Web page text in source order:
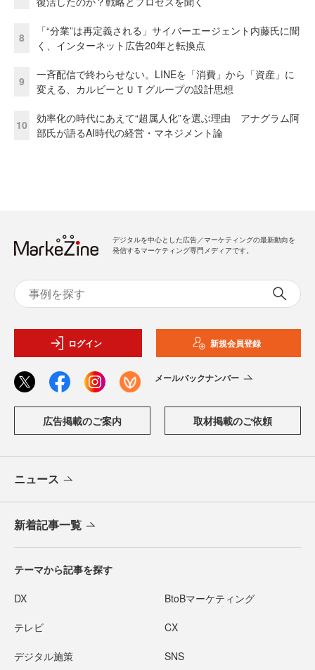
8
「“分業”は再定義される」サイバーエージェント内藤氏に聞
く、インターネット広告20年と転換点
9
一斉配信で終わらせない。LINEを「消費」から「資産」に
変える、カルビーとＵＴグループの設計思想
10
効率化の時代にあえて“超属人化”を選ぶ理由 アナグラム阿
部氏が語るAI時代の経営・マネジメント論
デジタルを中心とした広告／マーケティングの最新動向を
発信するマーケティング専門メディアです。
ログイン 新規会員登録
メールバックナンバー
広告掲載のご案内 取材掲載のご依頼
ニュース
新着記事一覧
テーマから記事を探す
DX BtoBマーケティング
テレビ CX
デジタル施策 SNS